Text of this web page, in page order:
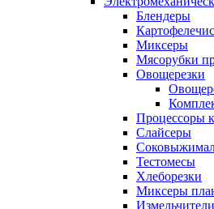
Блендеры
Миксеры
Мясорубки
Овощерезки
Процессоры
Слайсеры
Тестомесы
Хлеборезки
Миксеры
Измельчители